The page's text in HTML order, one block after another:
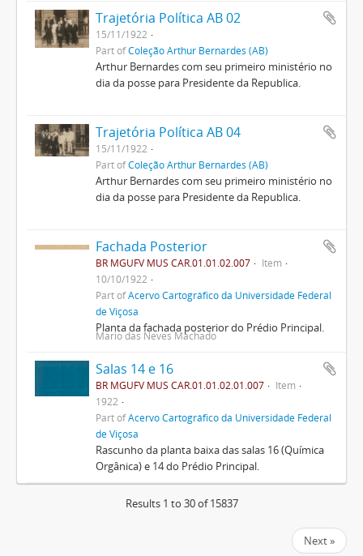
Trajetória Política AB 02
15/11/1922
Part ofColeção Arthur Bernardes (AB)
Arthur Bernardes com seu primeiro ministério no
dia da posse para Presidente da Republica.
Trajetória Política AB 04
15/11/1922
Part ofColeção Arthur Bernardes (AB)
Arthur Bernardes com seu primeiro ministério no
dia da posse para Presidente da Republica.
Fachada Posterior
BR MGUFV MUS CAR.01.01.02.007
Item
10/10/1922
Part ofAcervo Cartográfico da Universidade Federal
de Viçosa
Planta da fachada posterior do Prédio Principal.
Mario das Neves Machado
Salas 14 e 16
BR MGUFV MUS CAR.01.01.02.01.007
Item
1922
Part ofAcervo Cartográfico da Universidade Federal
de Viçosa
Rascunho da planta baixa das salas 16 (Química
Orgânica) e 14 do Prédio Principal.
Results 1 to 30 of 15837
Next »